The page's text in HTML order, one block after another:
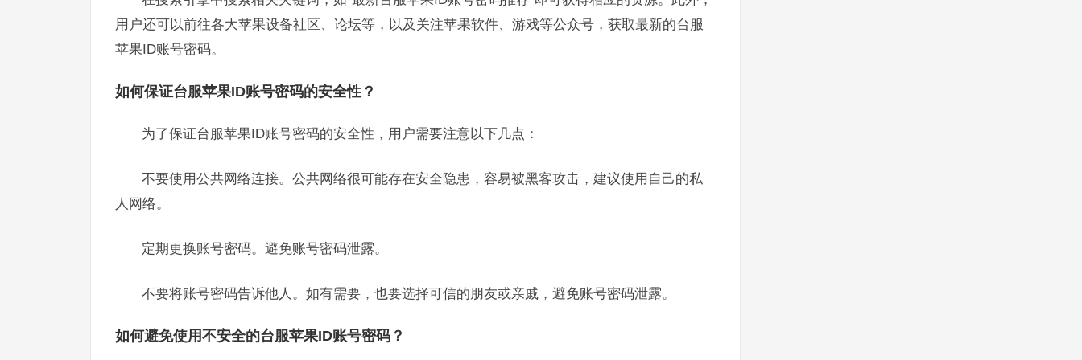
用户还可以前往各大苹果设备社区、论坛等，以及关注苹果软件、游戏等公众号，获取最新的台服
苹果ID账号密码。
如何保证台服苹果ID账号密码的安全性？
为了保证台服苹果ID账号密码的安全性，用户需要注意以下几点：
不要使用公共网络连接。公共网络很可能存在安全隐患，容易被黑客攻击，建议使用自己的私
人网络。
定期更换账号密码。避免账号密码泄露。
不要将账号密码告诉他人。如有需要，也要选择可信的朋友或亲戚，避免账号密码泄露。
如何避免使用不安全的台服苹果ID账号密码？